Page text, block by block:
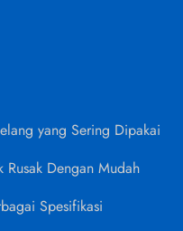
yang Sering Dipakai
Dengan Mudah
Spesifikasi